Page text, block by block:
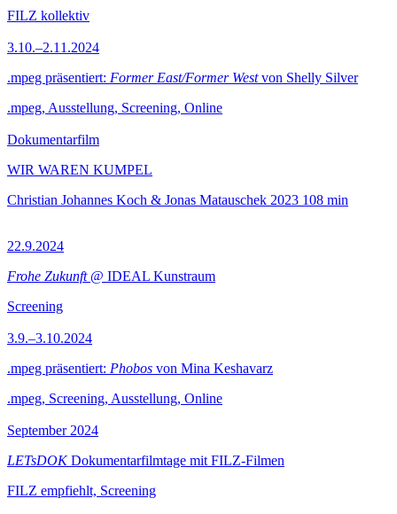
FILZ kollektiv
3.10.–2.11.2024
.mpeg präsentiert: Former East/Former Westvon Shelly Silver
.mpeg, Ausstellung, Screening, Online
Dokumentarfilm
WIR WAREN KUMPEL
Christian Johannes Koch & Jonas Matauschek 2023 108 min
22.9.2024
Frohe Zukunft@ IDEAL Kunstraum
Screening
3.9.–3.10.2024
.mpeg präsentiert: Phobos von Mina Keshavarz
.mpeg, Screening, Ausstellung, Online
September 2024
LETsDOKDokumentarfilmtage mit FILZ-Filmen
FILZ empfiehlt, Screening